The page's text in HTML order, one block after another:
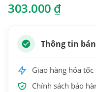
303.000 ₫
Thông tin
Giao hàng hỏa
Chính sách bảo